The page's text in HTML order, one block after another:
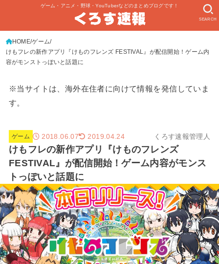
ゲーム・アニメ・野球・YouTuberなどのまとめブログです！
SEARCH
HOME ゲーム
けもフレの新作アプリ『けものフレンズ FESTIVAL』が配信開始！ゲーム内
容がモンストっぽいと話題に
※当サイトは、海外在住者に向けて情報を発信していま
す。
ゲーム 2018.06.07 2019.04.24 くろす速報管理人
けもフレの新作アプリ『けものフレンズ
FESTIVAL』が配信開始！ゲーム内容がモンス
トっぽいと話題に